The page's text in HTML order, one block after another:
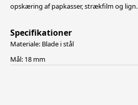
opskæring af papkasser, strækfilm og lign.
Specifikationer
Materiale: Blade i stål
Mål: 18 mm